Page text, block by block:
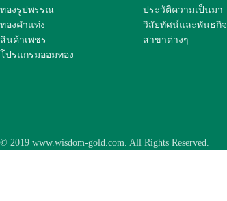
ทองรูปพรรณ
ทองคำแท่ง
สินค้าเพชร
โปรแกรมออมทอง
ประวัติความเป็นมา
วิสัยทัศน์และพันธกิจ
สาขาต่างๆ
© 2019 www.wisdom-gold.com. All Rights Reserved.